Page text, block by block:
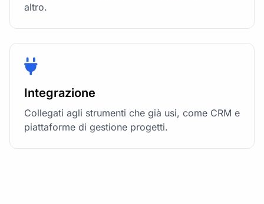
altro.
Integrazione
Collegati agli strumenti che già usi, come CRM e
piattaforme di gestione progetti.